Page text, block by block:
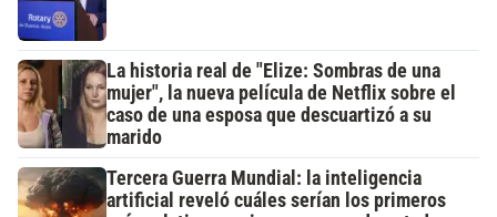
La historia real de "Elize: Sombras de una
mujer", la nueva película de Netflix sobre el
caso de una esposa que descuartizó a su
marido
Tercera Guerra Mundial: la inteligencia
artificial reveló cuáles serían los primeros